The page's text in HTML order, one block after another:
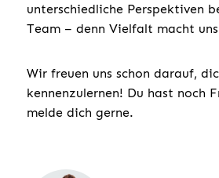
unterschiedliche Perspektiven
Team – denn Vielfalt macht uns
Wir freuen uns schon darauf,
kennenzulernen! Du hast noch
melde dich gerne.